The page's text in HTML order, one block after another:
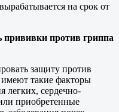
на срок от
прививки против гриппа
защиту против
такие факторы
легких, сердечно-
приобретенные